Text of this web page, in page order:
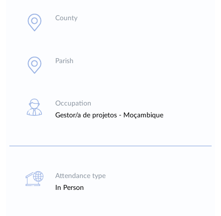
County
Parish
Occupation
Gestor/a de projetos - Moçambique
Attendance type
In Person